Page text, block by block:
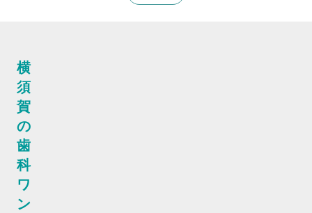
横
須
賀
の
歯
科
ワ
ン